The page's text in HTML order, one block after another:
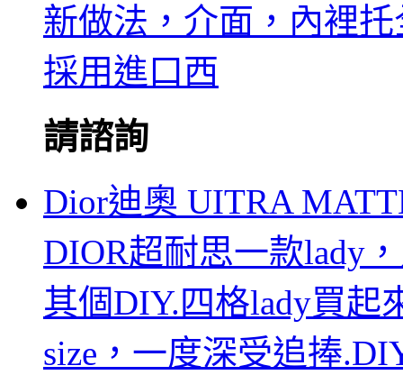
新做法，介面，內裡
採用進口西
請諮詢
Dior迪奧 UITRA
DIOR超耐思一款lady
其個DIY.四格lady買起
size，一度深受追捧